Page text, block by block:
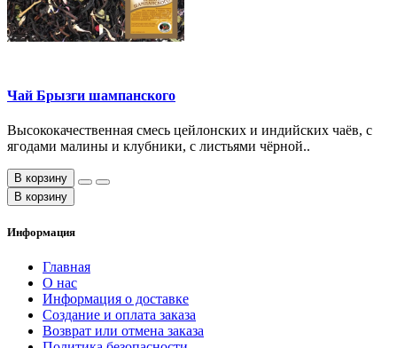
Чай Брызги шампанского
Высококачественная смесь цейлонских и индийских чаёв, с
ягодами малины и клубники, с листьями чёрной..
В корзину
В корзину
Информация
Главная
О нас
Информация о доставке
Создание и оплата заказа
Возврат или отмена заказа